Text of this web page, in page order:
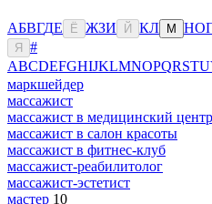
АБВГДЕ Ё ЖЗИ Й КЛ М НО
Я
#
ABCDEFGHIJKLMNOPQRSTU
маркшейдер
массажист
массажист в медицинский центр
массажист в салон красоты
массажист в фитнес-клуб
массажист-реабилитолог
массажист-эстетист
мастер 10